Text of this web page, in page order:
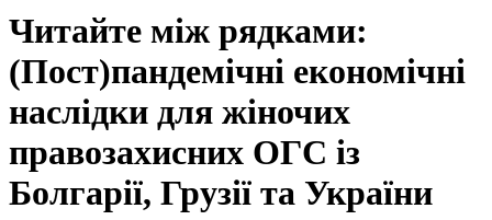
Читайте між рядками:
(Пост)пандемічні економічні
наслідки для жіночих
правозахисних ОГС із
Болгарії, Грузії та України